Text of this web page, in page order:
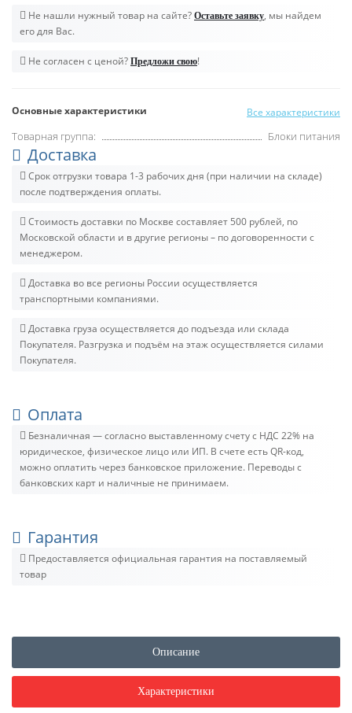
Не нашли нужный товар на сайте? Оставьте заявку, мы найдем
его для Вас.
Не согласен с ценой? Предложи свою!
Основные характеристики Все характеристики
Товарная группа: Блоки питания
Доставка
Срок отгрузки товара 1-3 рабочих дня (при наличии на складе)
после подтверждения оплаты.
Стоимость доставки по Москве составляет 500 рублей, по
Московской области и в другие регионы – по договоренности с
менеджером.
Доставка во все регионы России осуществляется
транспортными компаниями.
Доставка груза осуществляется до подъезда или склада
Покупателя. Разгрузка и подъём на этаж осуществляется силами
Покупателя.
Оплата
Безналичная — согласно выставленному счету c НДС 22% на
юридическое, физическое лицо или ИП. В счете есть QR-код,
можно оплатить через банковское приложение. Переводы с
банковских карт и наличные не принимаем.
Гарантия
Предоставляется официальная гарантия на поставляемый
товар
Описание
Характеристики